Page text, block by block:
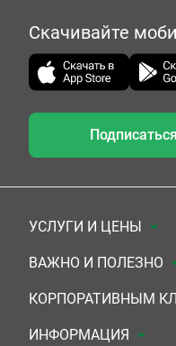
Скачивайте
УСЛУГИ И ЦЕНЫ
Анализы
Комплексы
УЗИ
ВАЖНО И ПОЛЕЗНО
Документы для
Система скидок
КОРПОРАТИВНЫМ
Медицинским
ИНФОРМАЦИЯ